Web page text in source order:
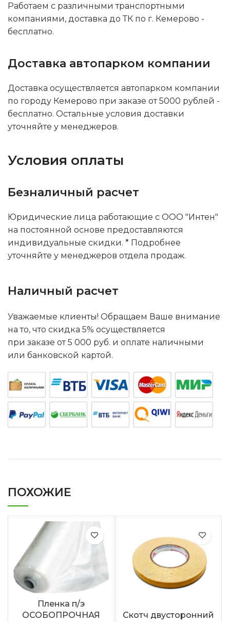
Работаем с различными транспортными
компаниями, доставка до ТК по г. Кемерово -
бесплатно.
Доставка автопарком компании
Доставка осуществляется автопарком компании
по городу Кемерово при заказе от 5000 рублей -
бесплатно. Остальные условия доставки
уточняйте у менеджеров.
Условия оплаты
Безналичный расчет
Юридические лица работающие с ООО "Интен"
на постоянной основе предоставляются
индивидуальные скидки. * Подробнее
уточняйте у менеджеров отдела продаж.
Наличный расчет
Уважаемые клиенты! Обращаем Ваше внимание
на то, что скидка 5% осуществляется
при заказе от 5 000 руб. и оплате наличными
или банковской картой.
ПОХОЖИЕ
Пленка п/э
ОСОБОПРОЧНАЯ
Скотч двусторонний